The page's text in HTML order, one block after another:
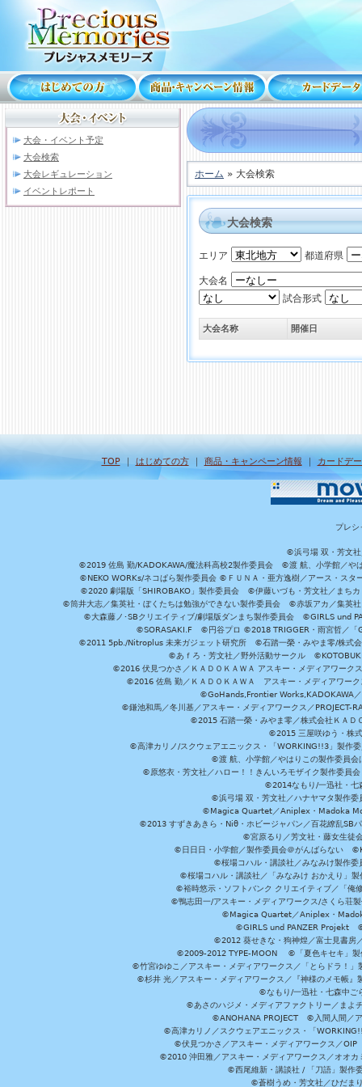
大会・イベント予定
大会検索
大会レギュレーション
イベントレポート
ホーム » 大会検索
大会検索
エリア 都道府県
大会名
試合形式
大会名称 開催日
TOP｜ はじめての方｜ 商品・キャンペーン情報 ｜ カードデ
プレシ
©浜弓場 双・芳文社
©2019 佐島 勤/KADOKAWA/魔法科高校2製作委員会 ©渡 航、小学館／や
©NEKO WORKs/ネコぱら製作委員会 ©ＦＵＮＡ・亜方逸樹／アース・ス
©2020 劇場版「SHIROBAKO」製作委員会 ©伊藤いづも・芳文社／まち
©筒井大志／集英社・ぼくたちは勉強ができない製作委員会 ©赤坂アカ／集英
©大森藤ノ･SBクリエイティブ/劇場版ダンまち製作委員会 ©GIRLS und
©SORASAKI.F ©円谷プロ ©2018 TRIGGER・雨宮哲／
©2011 5pb./Nitroplus 未来ガジェット研究所 ©石踏一榮・みやま零/株式
©あｆろ・芳文社／野外活動サークル
©2016 伏見つかさ／ＫＡＤＯＫＡＷＡ アスキー・メディアワー
©2016 佐島 勤／ＫＡＤＯＫＡＷＡ アスキー・メディアワ
©GoHands,Frontier Works,KADOKAWA
©鎌池和馬／冬川基／アスキー・メディアワークス／
©2015 石踏一榮・みやま零／株式会社ＫＡＤ
©2015 三屋咲ゆう・株
©高津カリノ/スクウェアエニックス・「WORKING!!3」製作
©渡 航、小学館／やはりこの製作委員
©原悠衣・芳文社／ハロー！！きんいろモザイク製作委員
©2014なもり/一迅社・
©浜弓場 双・芳文社／ハナヤマタ製作
©Magica Quartet／Aniplex・Madoka
©2013 すずきあきら・Niθ・ホビージャパン／百花繚乱
©宮原るり／芳文社・藤女生徒
©日日日・小学館／製作委員会＠がんばらない
©桜場コハル・講談社／みなみけ製作
©桜場コハル・講談社／「みなみけ おかえり」
©裕時悠示・ソフトバンク クリエイティブ／「
©鴨志田一/アスキー・メディアワークス/さく
©Magica Quartet／Aniplex・
©GIRLS und PANZER Projekt ©
©2012 葵せきな・狗神煌／富士見書
©2009-2012 TYPE-MOON ©「夏色キセキ」製
©竹宮ゆゆこ／アスキー・メディアワークス／「とらドラ！
©杉井 光／アスキー・メディアワークス／『神様のメモ帳
©なもり/一迅社・七森中
©あさのハジメ・メディアファクトリー／ま
©ANOHANA PROJECT ©入間人間／ア
©高津カリノ／スクウェアエニックス・「
©伏見つかさ／アスキー・メディアワークス／
©2010 沖田雅／アスキー・メディアワークス／オオ
©西尾維新・講談社 / 「刀語」製作
©蒼樹うめ・芳文社／ひだま